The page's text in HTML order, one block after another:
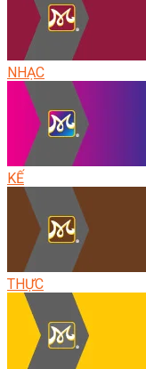
NHẠC
KẾ
THỰC